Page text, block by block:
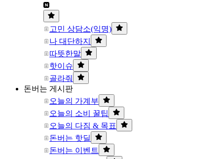
고민 상담소(익명)
나 대단하지
따뜻한말
핫이슈
골라줘
돈버는 게시판
오늘의 가계부
오늘의 소비 꿀팁
오늘의 다짐 & 목표
돈버는 핫딜
돈버는 이벤트